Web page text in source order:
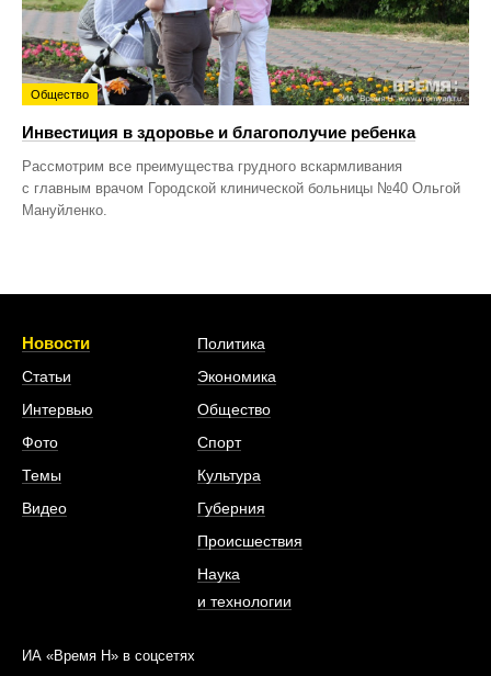
Общество
Инвестиция в здоровье и благополучие ребенка
Рассмотрим все преимущества грудного вскармливания
с главным врачом Городской клинической больницы №40 Ольгой
Мануйленко.
Новости
Статьи
Интервью
Фото
Темы
Видео
Политика
Экономика
Общество
Спорт
Культура
Губерния
Происшествия
Наука
и технологии
ИА «Время Н» в соцсетях